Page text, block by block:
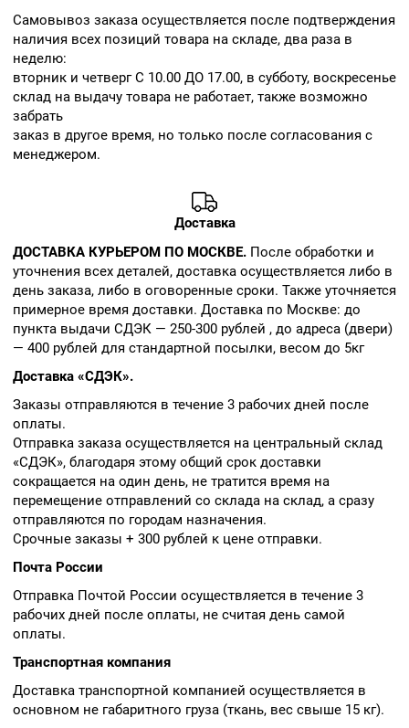
Cамовывоз заказа осуществляется после подтверждения
наличия всех позиций товара на складе, два раза в
неделю:
вторник и четверг С 10.00 ДО 17.00, в субботу, воскресенье
склад на выдачу товара не работает, также возможно
забрать
заказ в другое время, но только после согласования с
менеджером.
Доставка
ДОСТАВКА КУРЬЕРОМ ПО МОСКВЕ. После обработки и
уточнения всех деталей, доставка осуществляется либо в
день заказа, либо в оговоренные сроки. Также уточняется
примерное время доставки. Доставка по Москве: до
пункта выдачи СДЭК — 250-300 рублей , до адреса (двери)
— 400 рублей для стандартной посылки, весом до 5кг
Доставка «СДЭК».
Заказы отправляются в течение 3 рабочих дней после
оплаты.
Отправка заказа осуществляется на центральный склад
«СДЭК», благодаря этому общий срок доставки
сокращается на один день, не тратится время на
перемещение отправлений со склада на склад, а сразу
отправляются по городам назначения.
Срочные заказы + 300 рублей к цене отправки.
Почта России
Отправка Почтой России осуществляется в течение 3
рабочих дней после оплаты, не считая день самой
оплаты.
Транспортная компания
Доставка транспортной компанией осуществляется в
основном не габаритного груза (ткань, вес свыше 15 кг).